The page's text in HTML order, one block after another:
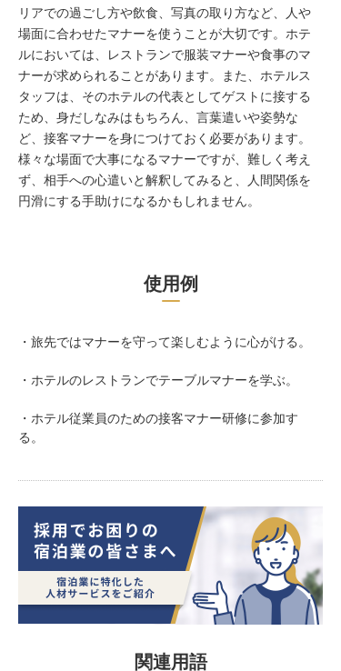
リアでの過ごし方や飲食、写真の取り方など、人や
場面に合わせたマナーを使うことが大切です。ホテ
ルにおいては、レストランで服装マナーや食事のマ
ナーが求められることがあります。また、ホテルス
タッフは、そのホテルの代表としてゲストに接する
ため、身だしなみはもちろん、言葉遣いや姿勢な
ど、接客マナーを身につけておく必要があります。
様々な場面で大事になるマナーですが、難しく考え
ず、相手への心遣いと解釈してみると、人間関係を
円滑にする手助けになるかもしれません。
使用例
・旅先ではマナーを守って楽しむように心がける。
・ホテルのレストランでテーブルマナーを学ぶ。
・ホテル従業員のための接客マナー研修に参加す
る。
関連用語